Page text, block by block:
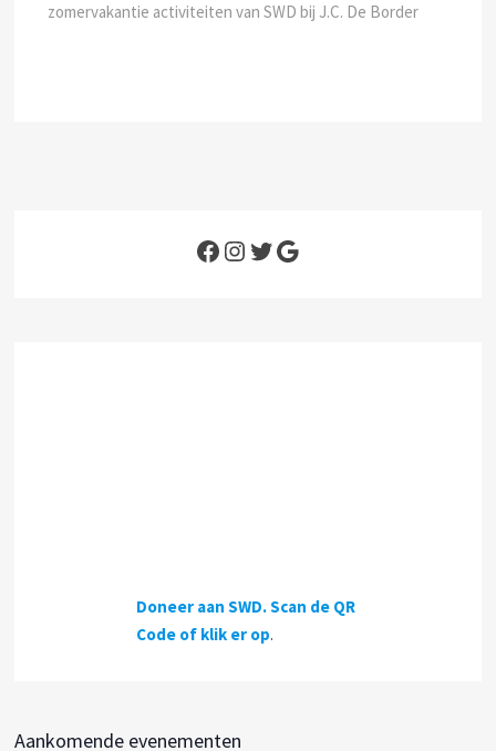
zomervakantie activiteiten van SWD bij J.C. De Border
Facebook
Instagram
Twitter
Google
er op.